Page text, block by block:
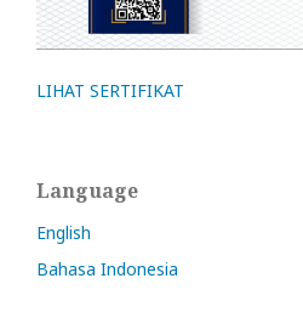
LIHAT SERTIFIKAT
Language
English
Bahasa Indonesia